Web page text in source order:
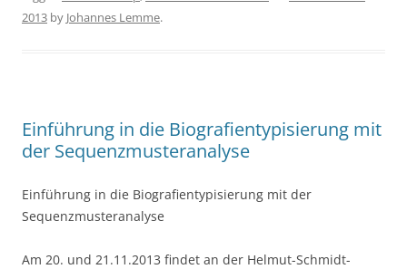
e
k
er e
2013 by Johannes Lemme.
Einführung in die Biografientypisierung mit
der Sequenzmusteranalyse
Einführung in die Biografientypisierung mit der
Sequenzmusteranalyse
Am 20. und 21.11.2013 findet an der Helmut-Schmidt-